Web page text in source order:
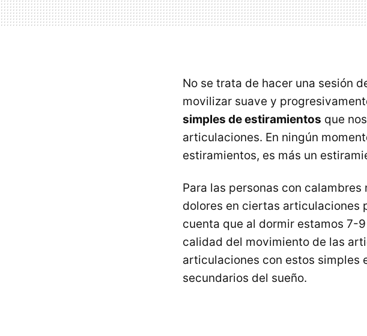
No se trata de hacer una sesión
movilizar suave y
simples de estiramientos que
articulaciones. En ningún
estiramientos, es más un
Para las personas con
dolores en ciertas articulaciones
cuenta que al dormir estamos 7-
calidad del movimiento de las
articulaciones con estos simples
secundarios del sueño.